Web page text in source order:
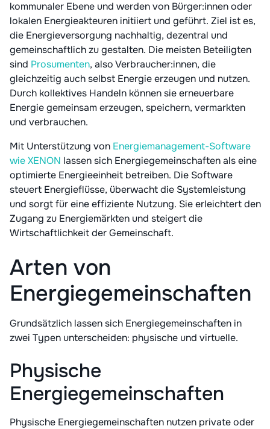
kommunaler Ebene und werden von Bürger:innen oder
lokalen Energieakteuren initiiert und geführt. Ziel ist es,
die Energieversorgung nachhaltig, dezentral und
gemeinschaftlich zu gestalten. Die meisten Beteiligten
sind Prosumenten, also Verbraucher:innen, die
gleichzeitig auch selbst Energie erzeugen und nutzen.
Durch kollektives Handeln können sie erneuerbare
Energie gemeinsam erzeugen, speichern, vermarkten
und verbrauchen.
Mit Unterstützung von Energiemanagement-Software
wie XENON lassen sich Energiegemeinschaften als eine
optimierte Energieeinheit betreiben. Die Software
steuert Energieflüsse, überwacht die Systemleistung
und sorgt für eine effiziente Nutzung. Sie erleichtert den
Zugang zu Energiemärkten und steigert die
Wirtschaftlichkeit der Gemeinschaft.
Arten von
Energiegemeinschaften
Grundsätzlich lassen sich Energiegemeinschaften in
zwei Typen unterscheiden: physische und virtuelle.
Physische
Energiegemeinschaften
Physische Energiegemeinschaften nutzen private oder